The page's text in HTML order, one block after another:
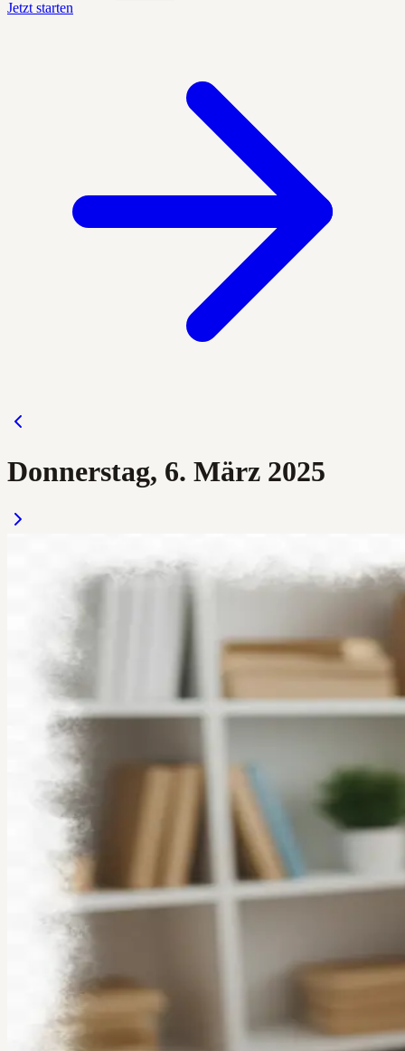
Jetzt starten
Donnerstag, 6. März 2025